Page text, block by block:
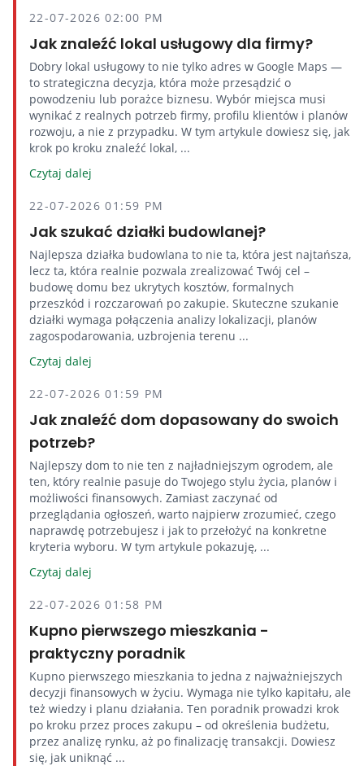
22-07-2026 02:00 PM
Jak znaleźć lokal usługowy dla firmy?
Dobry lokal usługowy to nie tylko adres w Google Maps —
to strategiczna decyzja, która może przesądzić o
powodzeniu lub porażce biznesu. Wybór miejsca musi
wynikać z realnych potrzeb firmy, profilu klientów i planów
rozwoju, a nie z przypadku. W tym artykule dowiesz się, jak
krok po kroku znaleźć lokal, ...
Czytaj dalej
22-07-2026 01:59 PM
Jak szukać działki budowlanej?
Najlepsza działka budowlana to nie ta, która jest najtańsza,
lecz ta, która realnie pozwala zrealizować Twój cel –
budowę domu bez ukrytych kosztów, formalnych
przeszkód i rozczarowań po zakupie. Skuteczne szukanie
działki wymaga połączenia analizy lokalizacji, planów
zagospodarowania, uzbrojenia terenu ...
Czytaj dalej
22-07-2026 01:59 PM
Jak znaleźć dom dopasowany do swoich
potrzeb?
Najlepszy dom to nie ten z najładniejszym ogrodem, ale
ten, który realnie pasuje do Twojego stylu życia, planów i
możliwości finansowych. Zamiast zaczynać od
przeglądania ogłoszeń, warto najpierw zrozumieć, czego
naprawdę potrzebujesz i jak to przełożyć na konkretne
kryteria wyboru. W tym artykule pokazuję, ...
Czytaj dalej
22-07-2026 01:58 PM
Kupno pierwszego mieszkania -
praktyczny poradnik
Kupno pierwszego mieszkania to jedna z najważniejszych
decyzji finansowych w życiu. Wymaga nie tylko kapitału, ale
też wiedzy i planu działania. Ten poradnik prowadzi krok
po kroku przez proces zakupu – od określenia budżetu,
przez analizę rynku, aż po finalizację transakcji. Dowiesz
się, jak uniknąć ...